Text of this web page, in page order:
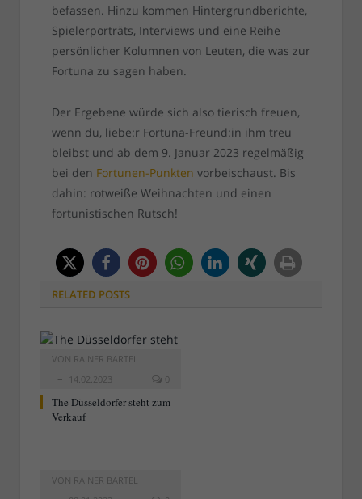
befassen. Hinzu kommen Hintergrundberichte,
Spielerporträts, Interviews und eine Reihe
persönlicher Kolumnen von Leuten, die was zur
Fortuna zu sagen haben.
Der Ergebene würde sich also tierisch freuen,
wenn du, liebe:r Fortuna-Freund:in ihm treu
bleibst und ab dem 9. Januar 2023 regelmäßig
bei den Fortunen-Punkten vorbeischaust. Bis
dahin: rotweiße Weihnachten und einen
fortunistischen Rutsch!
RELATED POSTS
VON RAINER BARTEL
14.02.2023
0
The Düsseldorfer steht zum
Verkauf
VON RAINER BARTEL